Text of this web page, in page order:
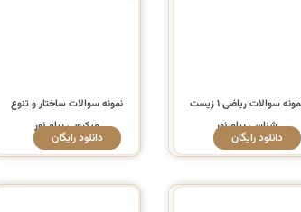
نمونه سوالات ریاضی ۱ زیست
شناسی پیام نور
دانلود رایگان
نمونه سوالات ساختار و تنوع
میکروبی پیام نور
دانلود رایگان